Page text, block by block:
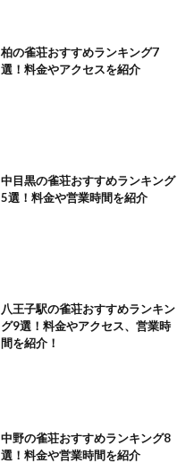
柏の雀荘おすすめランキング7
選！料金やアクセスを紹介
中目黒の雀荘おすすめランキング
5選！料金や営業時間を紹介
八王子駅の雀荘おすすめランキン
グ9選！料金やアクセス、営業時
間を紹介！
中野の雀荘おすすめランキング8
選！料金や営業時間を紹介